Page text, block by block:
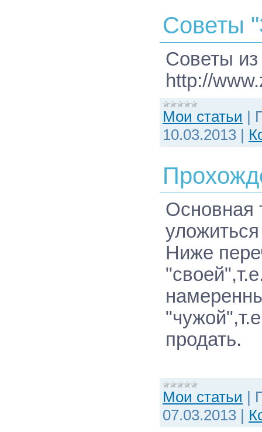
Советы
Советы
http://
Мои статьи |
10.03.2013 |
Основная
Ниже
продать.
Мои статьи |
07.03.2013 |